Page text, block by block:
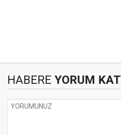
HABERE YORUM KAT